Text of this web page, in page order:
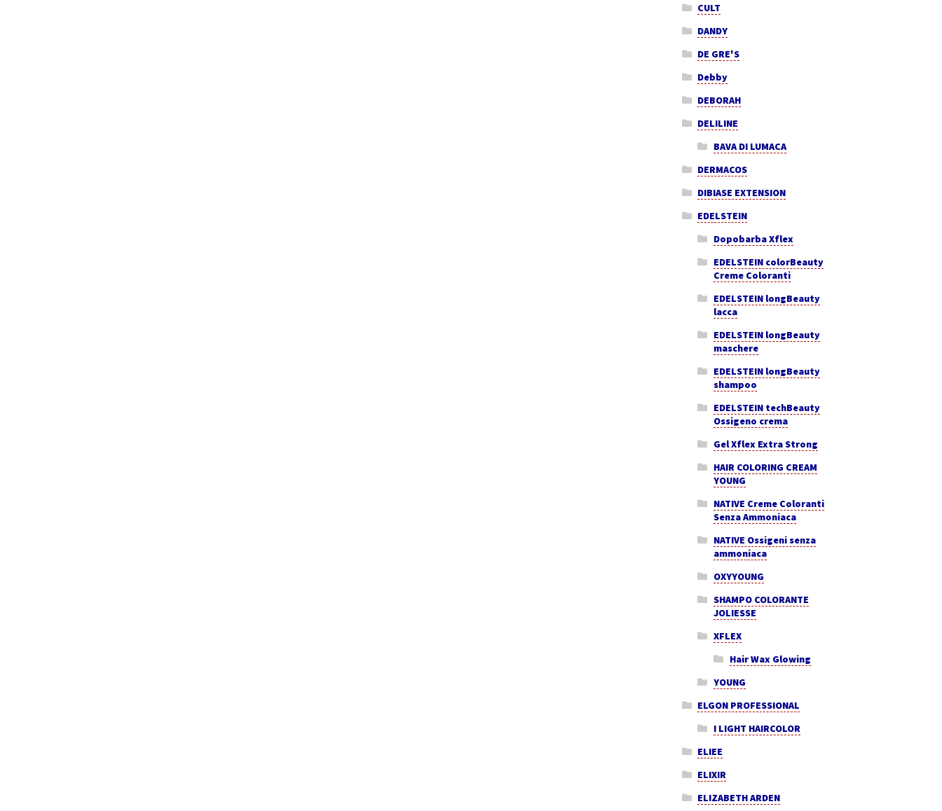
CULT
DANDY
DE GRE'S
Debby
DEBORAH
DELILINE
BAVA DI LUMACA
DERMACOS
DIBIASE EXTENSION
EDELSTEIN
Dopobarba Xflex
EDELSTEIN colorBeauty
Creme Coloranti
EDELSTEIN longBeauty
lacca
EDELSTEIN longBeauty
maschere
EDELSTEIN longBeauty
shampoo
EDELSTEIN techBeauty
Ossigeno crema
Gel Xflex Extra Strong
HAIR COLORING CREAM
YOUNG
NATIVE Creme Coloranti
Senza Ammoniaca
NATIVE Ossigeni senza
ammoniaca
OXYYOUNG
SHAMPO COLORANTE
JOLIESSE
XFLEX
Hair Wax Glowing
YOUNG
ELGON PROFESSIONAL
I LIGHT HAIRCOLOR
ELIEE
ELIXIR
ELIZABETH ARDEN